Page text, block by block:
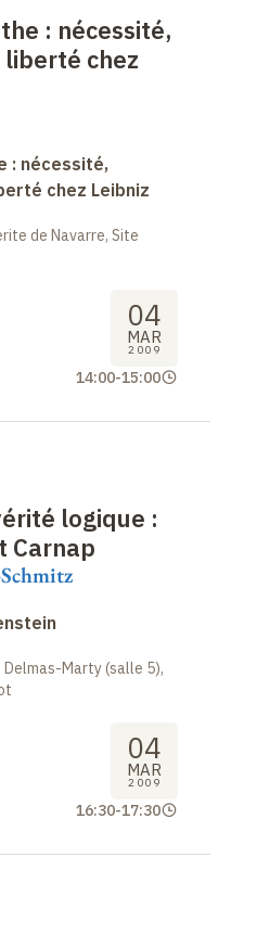
: nécessité,
chez
: nécessité,
chez Leibniz
de Navarre, Site
04
MAR
2009
14:00-15:00
logique :
Carnap
Marty (salle 5),
04
MAR
2009
16:30-17:30